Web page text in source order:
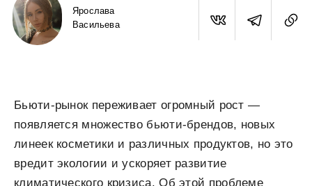
Ярослава
Васильева
Бьюти-рынок переживает огромный рост —
появляется множество бьюти-брендов, новых
линеек косметики и различных продуктов, но это
вредит экологии и ускоряет развитие
климатического кризиса. Об этой проблеме